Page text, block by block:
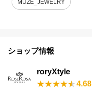
MUZE_JEWELRY
ショップ情報
roryXtyle
4.68